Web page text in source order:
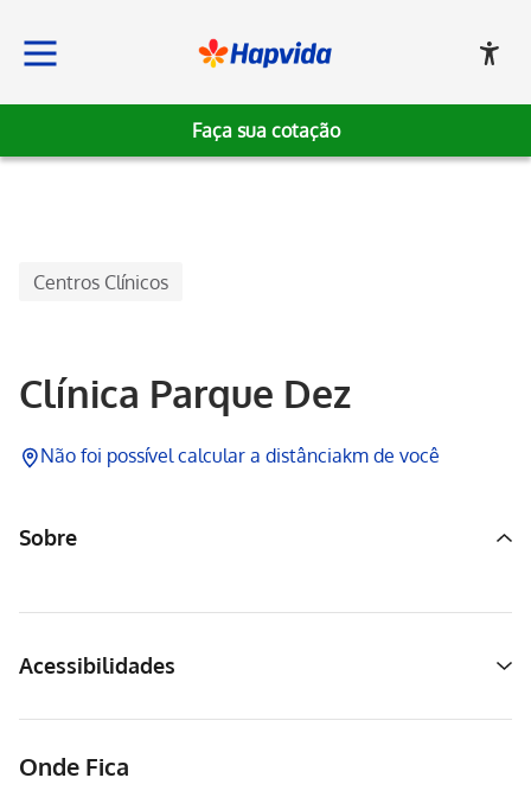
Faça sua cotação
Centros Clínicos
Clínica Parque Dez
Não foi possível calcular a distânciakm de você
Sobre
Acessibilidades
Onde Fica